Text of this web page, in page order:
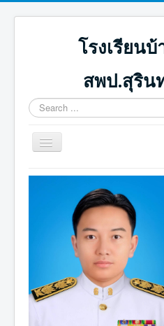
โรงเรียน
สพป.สุริน
Search
...
Toggle
Navigation
หน้าแรก
ปฏิทินกิจกรรม
ภาพกิจกรรม
ดาวน์โหลด
ติดต่อเรา